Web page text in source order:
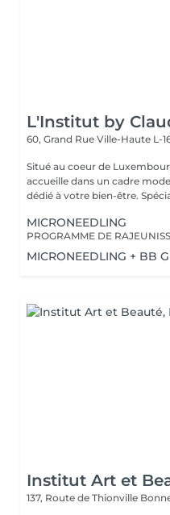
L'Institut by
60, Grand Rue Ville-Haute L-
Situé au coeur de
accueille dans un cadre
dédié à votre bien-
MICRONEEDLING
MICRONEEDLING + BB
Institut Art et
137, Route de Thionville